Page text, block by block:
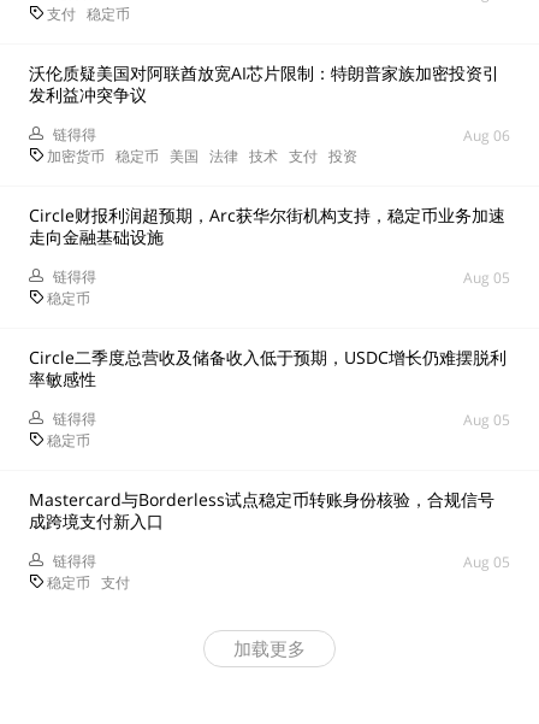
支付 稳定币
沃伦质疑美国对阿联酋放宽AI芯片限制：特朗普家族加密投资引
发利益冲突争议
链得得
Aug 06
加密货币 稳定币 美国 法律 技术 支付 投资
Circle财报利润超预期，Arc获华尔街机构支持，稳定币业务加速
走向金融基础设施
链得得
Aug 05
稳定币
Circle二季度总营收及储备收入低于预期，USDC增长仍难摆脱利
率敏感性
链得得
Aug 05
稳定币
Mastercard与Borderless试点稳定币转账身份核验，合规信号
成跨境支付新入口
链得得
Aug 05
稳定币 支付
加载更多